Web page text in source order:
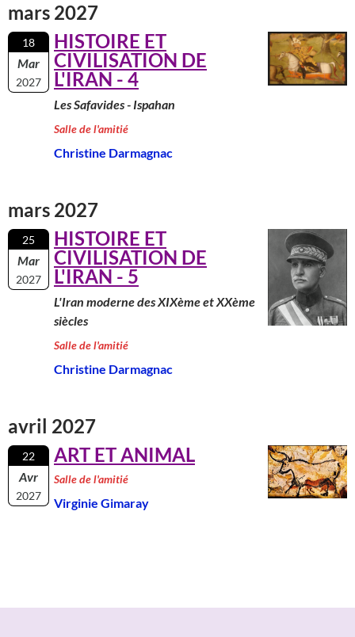
mars 2027
18
Mar
2027
HISTOIRE ET
CIVILISATION DE
L'IRAN - 4
Les Safavides - Ispahan
Salle de l'amitié
Christine Darmagnac
mars 2027
25
Mar
2027
HISTOIRE ET
CIVILISATION DE
L'IRAN - 5
L'Iran moderne des XIXème et XXème
siècles
Salle de l'amitié
Christine Darmagnac
avril 2027
22
Avr
2027
ART ET ANIMAL
Salle de l'amitié
Virginie Gimaray